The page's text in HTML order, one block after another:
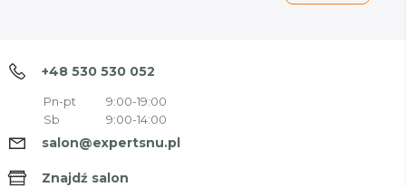
+48 530 530 052
Pn-pt
9:00-19:00
Sb
9:00-14:00
salon@expertsnu.pl
Znajdź salon